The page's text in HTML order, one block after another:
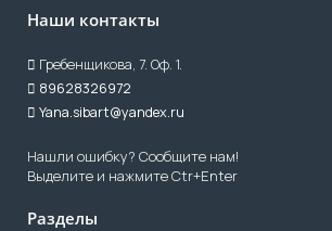
Наши контакты
Гребенщикова, 7. Оф. 1.
89628326972
Yana.sibart@yandex.ru
Нашли ошибку? Сообщите нам!
Выделите и нажмите Ctr+Enter
Разделы